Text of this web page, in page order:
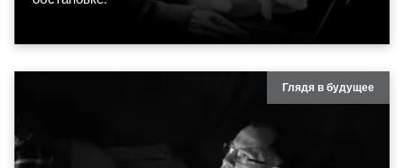
Глядя в будущее